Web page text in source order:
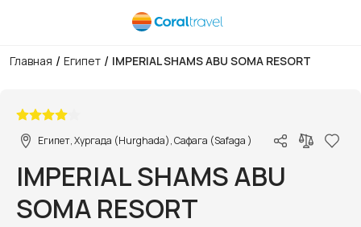
Главная / Египет / IMPERIAL SHAMS ABU SOMA RESORT
Египет, Хургада (Hurghada), Сафага (Safaga )
IMPERIAL SHAMS ABU
SOMA RESORT